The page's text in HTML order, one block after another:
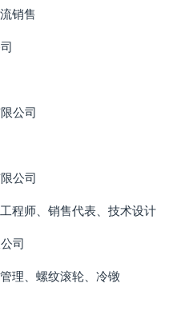
销售
公司
公司
程师、销售代表、技术设计
司
理、螺纹滚轮、冷镦